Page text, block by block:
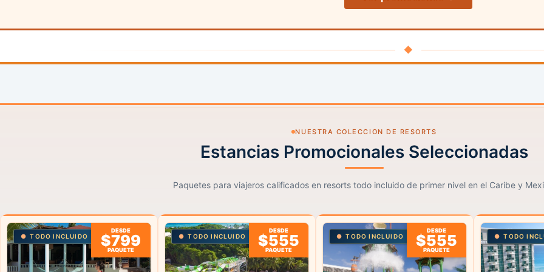
◆
NUESTRA COLECCION DE RESORTS
Estancias Promocionales Seleccionadas
Paquetes para viajeros calificados en resorts todo incluido de primer nivel en el Caribe y
TODO INCLUIDO
DESDE
$799
PAQUETE
TODO INCLUIDO
DESDE
$555
PAQUETE
TODO INCLUIDO
DESDE
$555
PAQUETE
TODO